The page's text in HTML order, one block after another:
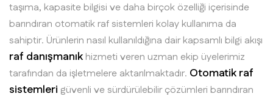
taşıma, kapasite bilgisi ve daha birçok özelliği içerisinde
barındıran otomatik raf sistemleri kolay kullanıma da
sahiptir. Ürünlerin nasıl kullanıldığına dair kapsamlı bilgi akışı
raf danışmanık hizmeti veren uzman ekip üyelerimiz
tarafından da işletmelere aktarılmaktadır. Otomatik raf
sistemleri güvenli ve sürdürülebilir çözümleri barındıran